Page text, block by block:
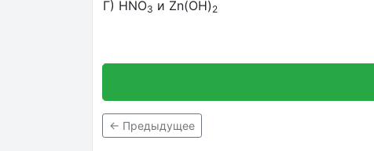
Г) HNO3 и Zn(OH) 2
← Предыдущее